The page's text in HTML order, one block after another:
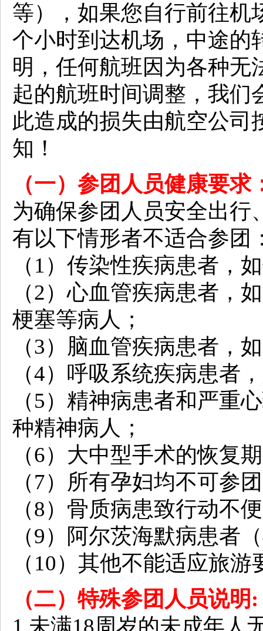
等），如果您自行前往机
个小时到达机场，中途的
明，任何航班因为各种无
起的航班时间调整，我们
此造成的损失由航空公司
知！
（一）参团人员健康要求
为确保参团人员安全出行
有以下情形者不适合参团
（1）传染性疾病患者，
（2）心血管疾病患者，
梗塞等病人；
（3）脑血管疾病患者，
（4）呼吸系统疾病患者
（5）精神病患者和严重
种精神病人；
（6）大中型手术的恢复
（7）所有孕妇均不可参
（8）骨质病患致行动不
（9）阿尔茨海默病患者
（10）其他不能适应旅
（二）特殊参团人员说明:
1.未满18周岁的未成年人